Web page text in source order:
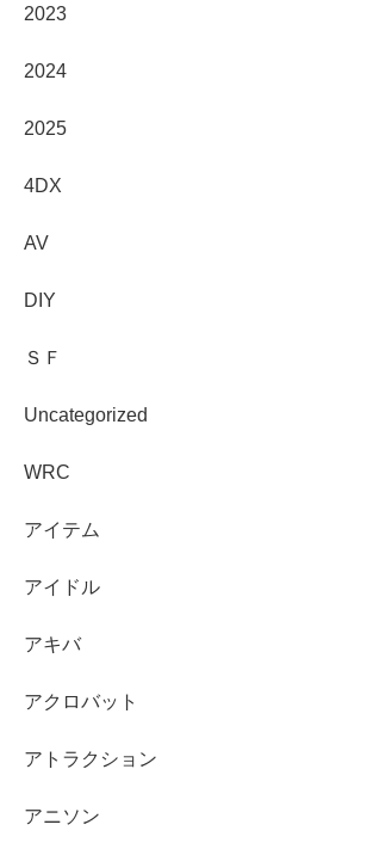
2023
2024
2025
4DX
AV
DIY
ＳＦ
Uncategorized
WRC
アイテム
アイドル
アキバ
アクロバット
アトラクション
アニソン